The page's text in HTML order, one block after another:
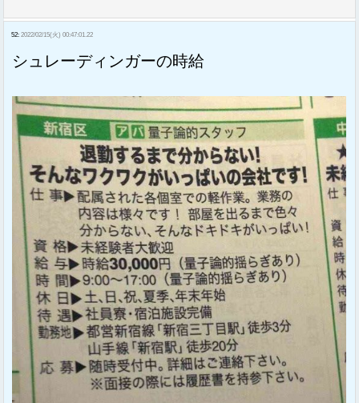
52: 2022/02/15(火) 00:47:01.22
シュレーディンガーの時給